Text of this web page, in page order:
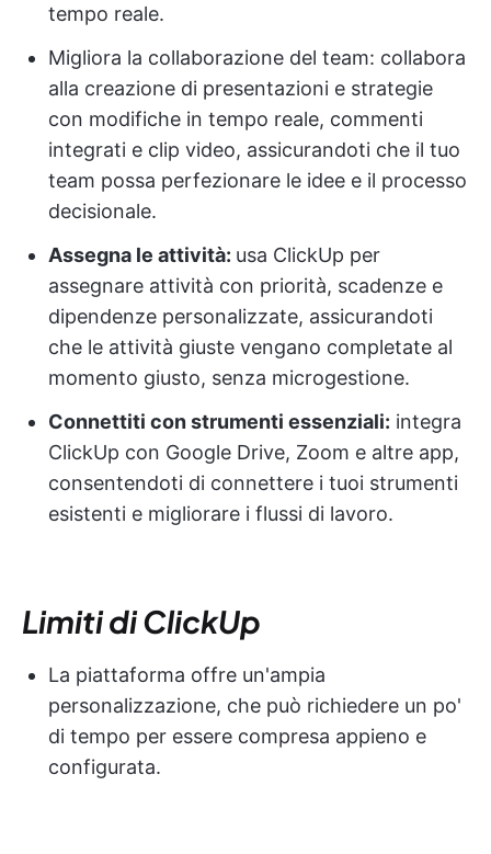
tempo reale.
Migliora la collaborazione del team: collabora
alla creazione di presentazioni e strategie
con modifiche in tempo reale, commenti
integrati e clip video, assicurandoti che il tuo
team possa perfezionare le idee e il processo
decisionale.
Assegna le attività: usa ClickUp per
assegnare attività con priorità, scadenze e
dipendenze personalizzate, assicurandoti
che le attività giuste vengano completate al
momento giusto, senza microgestione.
Connettiti con strumenti essenziali: integra
ClickUp con Google Drive, Zoom e altre app,
consentendoti di connettere i tuoi strumenti
esistenti e migliorare i flussi di lavoro.
Limiti di ClickUp
La piattaforma offre un'ampia
personalizzazione, che può richiedere un po'
di tempo per essere compresa appieno e
configurata.